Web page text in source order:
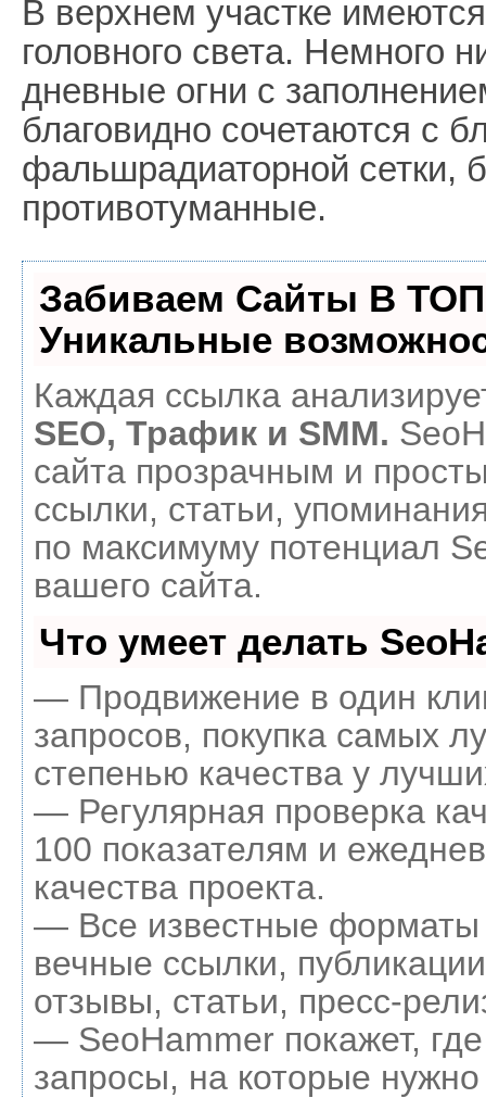
В верхнем участке
головного света. Немного
дневные огни с
благовидно сочетаются с
фальшрадиаторной сетки,
противотуманные.
Забиваем Сайты В
Уникальные
Каждая ссылка
SEO, Трафик и SMM.
сайта прозрачным и
ссылки, статьи,
по максимуму потенциал
вашего сайта.
Что умеет делать
— Продвижение в один
запросов, покупка самых
степенью качества у
— Регулярная проверка
100 показателям и
качества проекта.
— Все известные форматы
вечные ссылки,
отзывы, статьи, пресс-
— SeoHammer покажет,
запросы, на которые